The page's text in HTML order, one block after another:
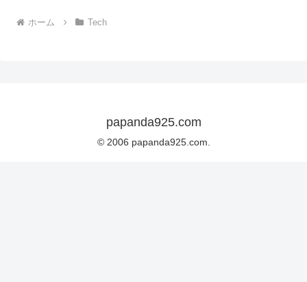
ホーム Tech
papanda925.com
© 2006 papanda925.com.